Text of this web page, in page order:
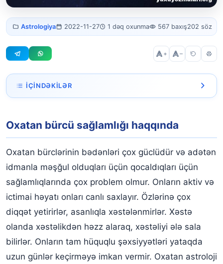
Oxatan bürcü
sağlamlığı
Astrologiya 2022-11-27 1 dəq oxunma 567 baxış202 söz
+ –
İÇINDƏKILƏR
Oxatan bürcü sağlamlığı haqqında
Oxatan bürclərinin bədənləri çox güclüdür və adətən
idmanla məşğul olduqları üçün qocaldıqları üçün
sağlamlıqlarında çox problem olmur. Onların aktiv və
ictimai həyatı onları canlı saxlayır. Özlərinə çox
diqqət yetirirlər, asanlıqla xəstələnmirlər. Xəstə
olanda xəstəlikdən həzz alaraq, xəstəliyi ələ sala
bilirlər. Onların tam hüquqlu şəxsiyyətləri yataqda
uzun günlər keçirməyə imkan vermir. Oxatan astroloji